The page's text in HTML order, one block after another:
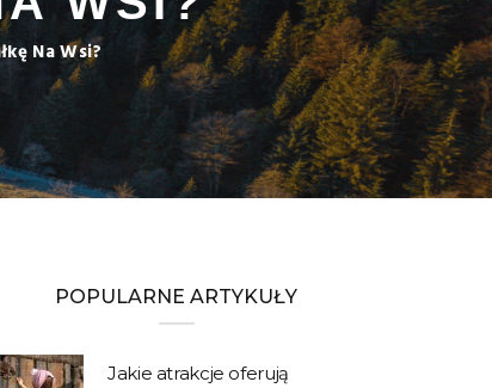
Na Wsi?
POPULARNE ARTYKUŁY
Jakie atrakcje oferują